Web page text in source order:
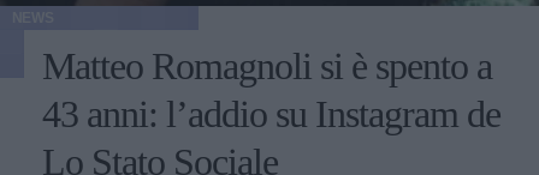
Matteo Romagnoli si è spento a
43 anni: l’addio su Instagram de
Lo Stato Sociale